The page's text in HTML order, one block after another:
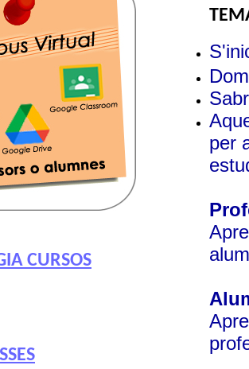
CURSOS
per